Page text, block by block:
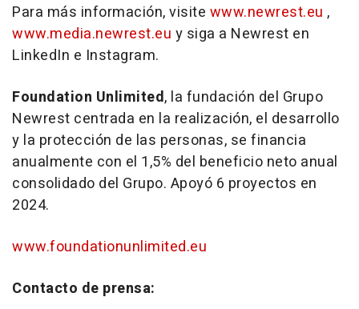
Para más información, visite www.newrest.eu ,
www.media.newrest.eu y siga a Newrest en
LinkedIn e Instagram.
Foundation Unlimited, la fundación del Grupo
Newrest centrada en la realización, el desarrollo
y la protección de las personas, se financia
anualmente con el 1,5% del beneficio neto anual
consolidado del Grupo. Apoyó 6 proyectos en
2024.
www.foundationunlimited.eu
Contacto de prensa: